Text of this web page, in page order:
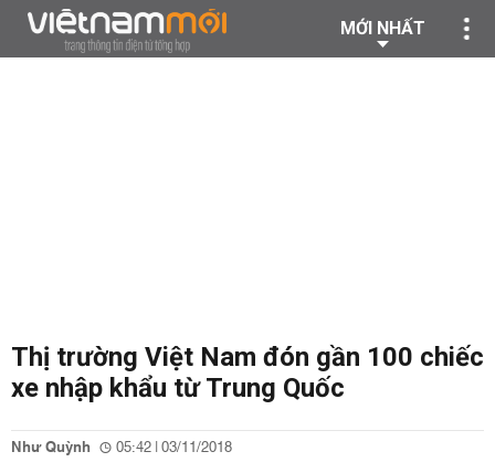
MỚI NHẤT
Thị trường Việt Nam đón gần 100 chiếc
xe nhập khẩu từ Trung Quốc
Như Quỳnh 05:42 | 03/11/2018